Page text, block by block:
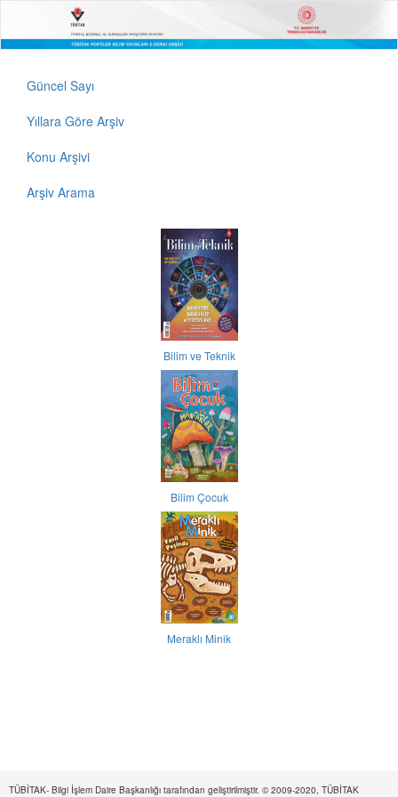
Güncel Sayı
Yıllara Göre Arşiv
Konu Arşivi
Arşiv Arama
Bilim ve Teknik
Bilim Çocuk
Meraklı Minik
TÜBİTAK- Bilgi İşlem Daire Başkanlığı tarafından geliştirilmiştir. © 2009-2020, TÜBİTAK